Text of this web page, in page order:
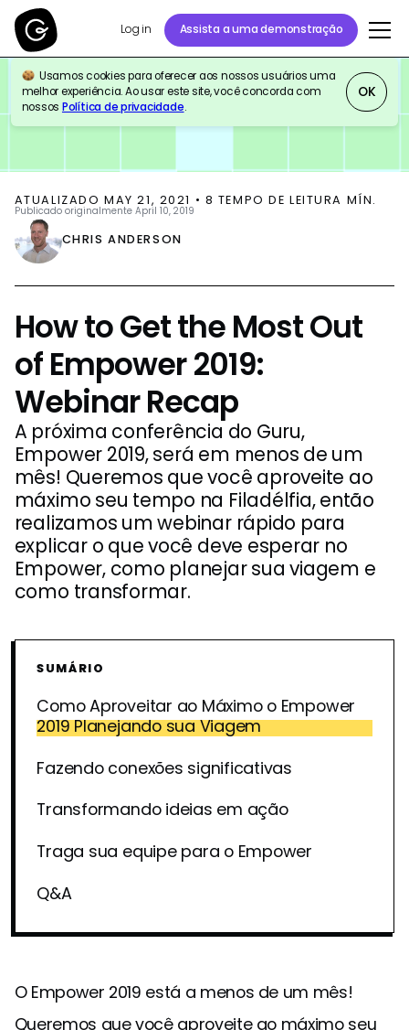
Log in Assista a uma demonstração
Usamos cookies para oferecer aos nossos usuários uma
melhor experiência. Ao usar este site, você concorda com
nossos Política de privacidade.
OK
BLOG EVENTS
ATUALIZADOMAY 21, 2021 • 8 TEMPO DE LEITURA MÍN.
Publicado originalmente April 10, 2019
CHRIS ANDERSON
How to Get the Most Out
of Empower 2019:
Webinar Recap
A próxima conferência do Guru,
Empower 2019, será em menos de um
mês! Queremos que você aproveite ao
máximo seu tempo na Filadélfia, então
realizamos um webinar rápido para
explicar o que você deve esperar no
Empower, como planejar sua viagem e
como transformar.
SUMÁRIO
Como Aproveitar ao Máximo o Empower
2019 Planejando sua Viagem
Fazendo conexões significativas
Transformando ideias em ação
Traga sua equipe para o Empower
Q&A
O Empower 2019 está a menos de um mês!
Queremos que você aproveite ao máximo seu